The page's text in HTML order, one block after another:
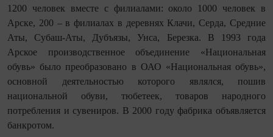
1200 человек вместе с филиалами: около 1000 человек в
Арске, 200 – в филиалах в деревнях Клачи, Серда, Средние
Аты, Субаш-Аты, Дубъязы, Унса, Березка. В 1993 года
Арское производственное объединение «Национальная
обувь» было преобразовано в ОАО «Национальная обувь»,
основной деятельностью которого являлся, пошив
национальной обуви, тюбетеек, товаров народного
потребления и сувениров. В 2000 году фабрика объявляется
банкротом.